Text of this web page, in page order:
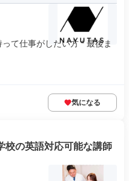
て仕事がしたい方 * 最後ま
気になる
校の英語対応可能な講師